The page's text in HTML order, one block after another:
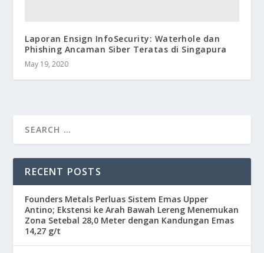
Laporan Ensign InfoSecurity: Waterhole dan
Phishing Ancaman Siber Teratas di Singapura
May 19, 2020
RECENT POSTS
Founders Metals Perluas Sistem Emas Upper
Antino; Ekstensi ke Arah Bawah Lereng Menemukan
Zona Setebal 28,0 Meter dengan Kandungan Emas
14,27 g/t